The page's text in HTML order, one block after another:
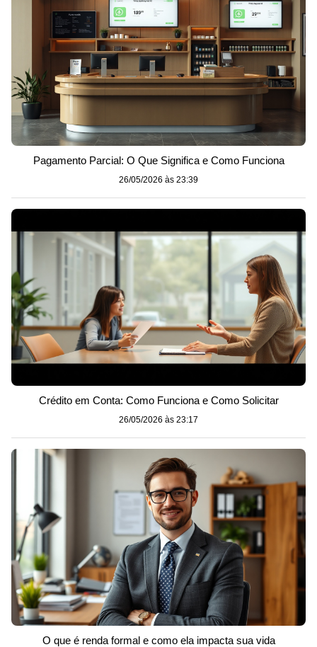
Pagamento Parcial: O Que Significa e Como Funciona
26/05/2026 às 23:39
Crédito em Conta: Como Funciona e Como Solicitar
26/05/2026 às 23:17
O que é renda formal e como ela impacta sua vida